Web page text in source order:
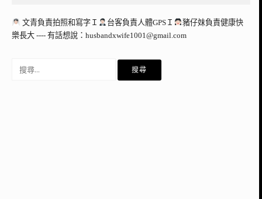
文青負責拍照和寫字Ｉ 台客負責人體GPSＩ
豬仔妹負責健康快
樂長大 ---- 有話想說： husbandxwife1001@gmail.com